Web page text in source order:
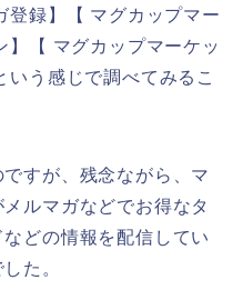
登録】【 マグカップマー
】【 マグカップマーケッ
いう感じで調べてみるこ
すが、残念ながら、マ
ルマガなどでお得なタ
どの情報を配信してい
た。